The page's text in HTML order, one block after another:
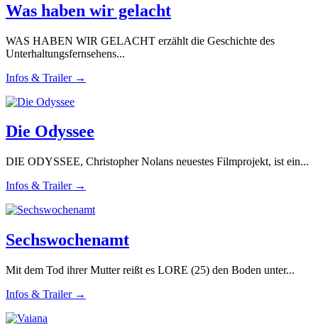
Was haben wir gelacht
WAS HABEN WIR GELACHT erzählt die Geschichte des
Unterhaltungsfernsehens...
Infos & Trailer →
Die Odyssee
DIE ODYSSEE, Christopher Nolans neuestes Filmprojekt, ist ein...
Infos & Trailer →
Sechswochenamt
Mit dem Tod ihrer Mutter reißt es LORE (25) den Boden unter...
Infos & Trailer →